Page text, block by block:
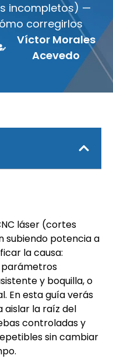
incompletos) —
corregirlos
Víctor Morales
Acevedo
láser (cortes
subiendo potencia a
la causa:
y boquilla, o
En esta guía verás
aislar la raíz del
controladas y
sin cambiar